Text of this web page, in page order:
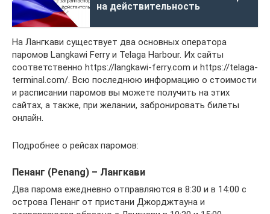
на действительность
На Лангкави существует два основных оператора
паромов Langkawi Ferry и Telaga Harbour. Их сайты
соответственно https://langkawi-ferry.com и https://telaga-
terminal.com/. Всю последнюю информацию о стоимости
и расписании паромов вы можете получить на этих
сайтах, а также, при желании, забронировать билеты
онлайн.
Подробнее о рейсах паромов:
Пенанг (Penang) – Лангкави
Два парома ежедневно отправляются в 8:30 и в 14:00 с
острова Пенанг от пристани Джорджтауна и